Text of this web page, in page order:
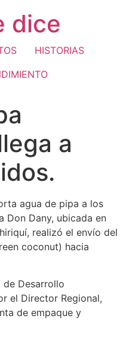
dice
HISTORIAS
a
agua de pipa a los
Don Dany, ubicada en
realizó el envío del
coconut) hacia
Desarrollo
el Director Regional,
de empaque y